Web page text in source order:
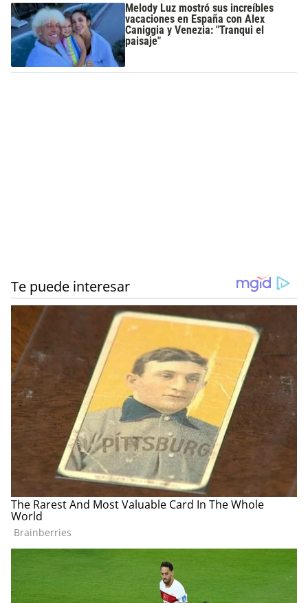
Melody Luz mostró sus increíbles
vacaciones en España con Alex
Caniggia y Venezia: "Tranqui el
paisaje"